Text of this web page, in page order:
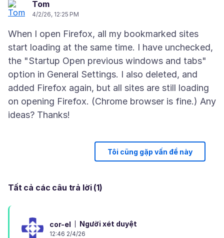
Tom
4/2/26, 12:25 PM
When I open Firefox, all my bookmarked sites
start loading at the same time. I have unchecked,
the "Startup Open previous windows and tabs"
option in General Settings. I also deleted, and
added Firefox again, but all sites are still loading
on opening Firefox. (Chrome browser is fine.) Any
Tôi cũng gặp vấn đề này
Tất cả các câu trả lời (1)
cor-el Người xét duyệt
12:46 2/4/26